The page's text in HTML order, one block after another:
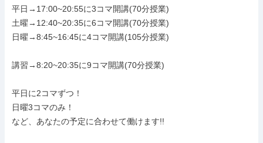
平日→17:00~20:55に3コマ開講(70分授業)
土曜→12:40~20:35に6コマ開講(70分授業)
日曜→8:45~16:45に4コマ開講(105分授業)
講習→8:20~20:35に9コマ開講(70分授業)
平日に2コマずつ！
日曜3コマのみ！
など、あなたの予定に合わせて働けます!!